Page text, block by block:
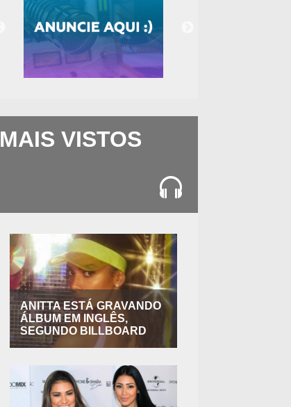
MAIS VISTOS
ANITTA ESTÁ GRAVANDO
ÁLBUM EM INGLÊS,
SEGUNDO BILLBOARD